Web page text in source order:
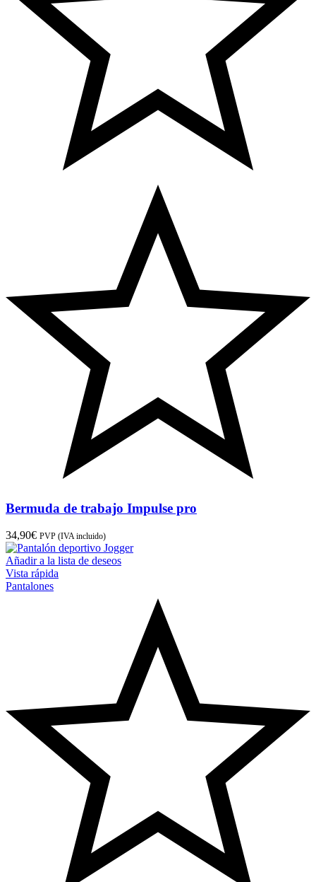
Bermuda de trabajo Impulse pro
34,90€ PVP (IVA incluido)
Añadir a la lista de deseos
Vista rápida
Pantalones